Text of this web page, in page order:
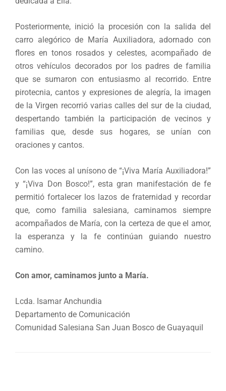
Posteriormente, inició la procesión con la salida del
carro alegórico de María Auxiliadora, adornado con
flores en tonos rosados y celestes, acompañado de
otros vehículos decorados por los padres de familia
que se sumaron con entusiasmo al recorrido. Entre
pirotecnia, cantos y expresiones de alegría, la imagen
de la Virgen recorrió varias calles del sur de la ciudad,
despertando también la participación de vecinos y
familias que, desde sus hogares, se unían con
oraciones y cantos.
Con las voces al unísono de “¡Viva María Auxiliadora!”
y “¡Viva Don Bosco!”, esta gran manifestación de fe
permitió fortalecer los lazos de fraternidad y recordar
que, como familia salesiana, caminamos siempre
acompañados de María, con la certeza de que el amor,
la esperanza y la fe continúan guiando nuestro
camino.
Con amor, caminamos junto a María.
Lcda. Isamar Anchundia
Departamento de Comunicación
Comunidad Salesiana San Juan Bosco de Guayaquil